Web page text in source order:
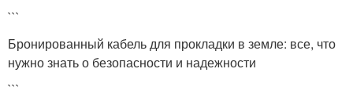
```
Бронированный кабель для прокладки в земле: все, что
нужно знать о безопасности и надежности
```